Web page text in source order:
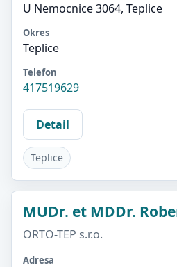
U Nemocnice 3064, Teplice
Okres
Teplice
Telefon
417519629
Detail
Teplice
MUDr. et MDDr.
ORTO-TEP s.r.o.
Adresa